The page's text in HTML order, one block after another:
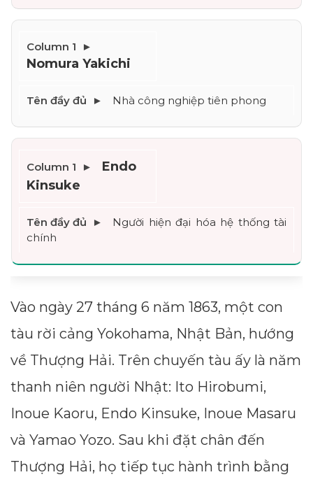
Nomura Yakichi
Nhà công nghiệp tiên phong
Endo
Kinsuke
Người hiện đại hóa hệ thống tài
chính
Vào ngày 27 tháng 6 năm 1863, một con
tàu rời cảng Yokohama, Nhật Bản, hướng
về Thượng Hải. Trên chuyến tàu ấy là năm
thanh niên người Nhật: Ito Hirobumi,
Inoue Kaoru, Endo Kinsuke, Inoue Masaru
và Yamao Yozo. Sau khi đặt chân đến
Thượng Hải, họ tiếp tục hành trình bằng